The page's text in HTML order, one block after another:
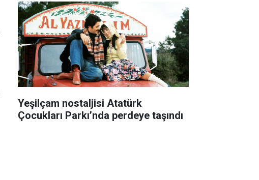
Yeşilçam nostaljisi Atatürk
Çocukları Parkı’nda perdeye taşındı